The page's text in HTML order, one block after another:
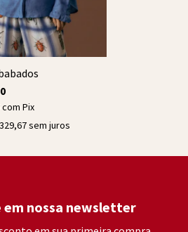
com Pix
sem juros
em nossa newsletter